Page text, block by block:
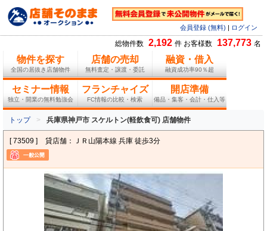
会員登録 (無料) ログイン
総物件数 2,192 件 お客様数 137,773 名
物件を探す
全国の居抜き店舗物件
店舗の売却
無料査定・譲渡・委託
融資・借入
融資成功率90％超
セミナー情報
独立・開業の無料勉強会
フランチャイズ
FC情報の比較・検索
開店準備
備品・集客・会計・仕入等
トップ 兵庫県神戸市 スケルトン(軽飲食可) 店舗物件
[ 73509 ] 貸店舗：ＪＲ山陽本線 兵庫 徒歩3分